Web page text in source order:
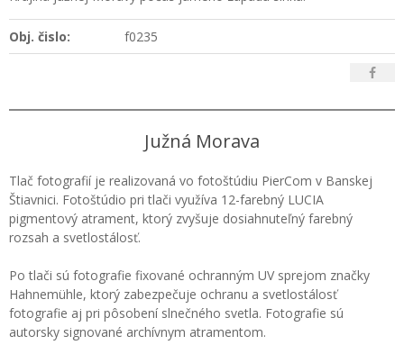
Obj. čislo: f0235
Južná Morava
Tlač fotografií je realizovaná vo fotoštúdiu PierCom v Banskej
Štiavnici. Fotoštúdio pri tlači využíva 12-farebný LUCIA
pigmentový atrament, ktorý zvyšuje dosiahnuteľný farebný
rozsah a svetlostálosť.
Po tlači sú fotografie fixované ochranným UV sprejom značky
Hahnemühle, ktorý zabezpečuje ochranu a svetlostálosť
fotografie aj pri pôsobení slnečného svetla. Fotografie sú
autorsky signované archívnym atramentom.